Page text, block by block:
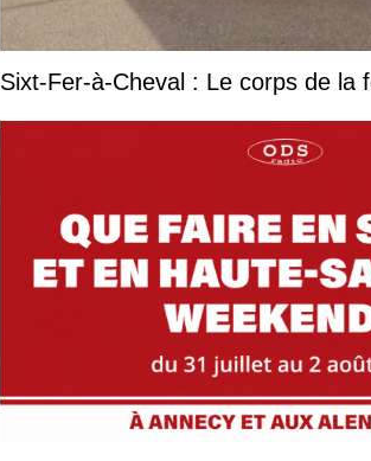
Sixt-Fer-à-Cheval : Le corps de la